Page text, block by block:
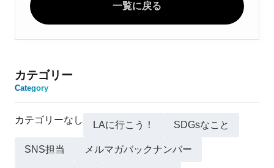
一覧に戻る
カテゴリー
Category
カテゴリーなし LAに行こう！ SDGsなこと
SNS担当 メルマガバックナンバー